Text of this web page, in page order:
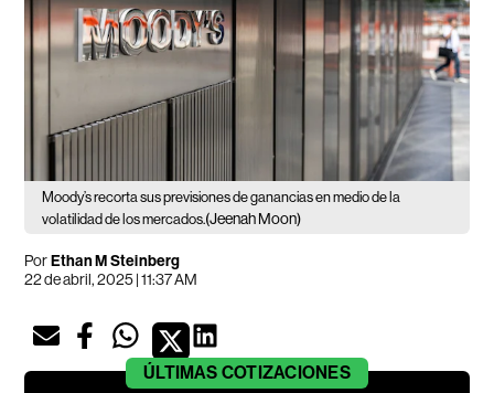
Moody’s recorta sus previsiones de ganancias en medio de la
volatilidad de los mercados.(Jeenah Moon)
PorEthan M Steinberg
22 de abril, 2025 | 11:37 AM
ÚLTIMAS COTIZACIONES